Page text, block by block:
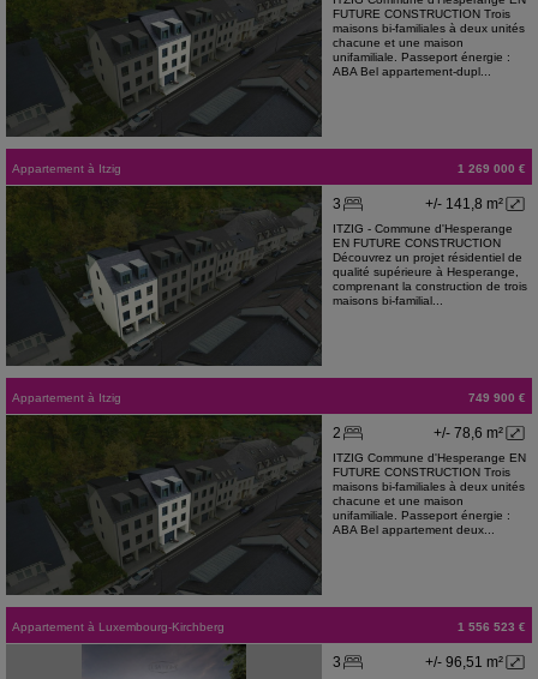
FUTURE CONSTRUCTION Trois
maisons bi-familiales à deux unités
chacune et une maison
unifamiliale. Passeport énergie :
ABA Bel appartement-dupl...
Appartement à Itzig 1 269 000 €
+/- 141,8 m²
3
ITZIG - Commune d'Hesperange
EN FUTURE CONSTRUCTION
Découvrez un projet résidentiel de
qualité supérieure à Hesperange,
comprenant la construction de trois
maisons bi-familial...
Appartement à Itzig 749 900 €
+/- 78,6 m²
2
ITZIG Commune d'Hesperange EN
FUTURE CONSTRUCTION Trois
maisons bi-familiales à deux unités
chacune et une maison
unifamiliale. Passeport énergie :
ABA Bel appartement deux...
Appartement à Luxembourg-Kirchberg 1 556 523 €
+/- 96,51 m²
3